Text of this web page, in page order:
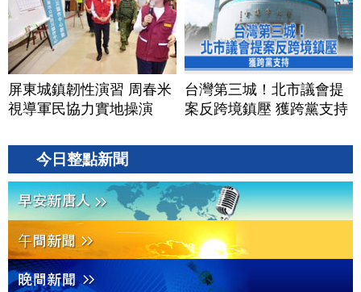
屏東城鎮韌性演習 周春米
視導軍民協力實地操演
台灣第三城！北市議會提
案反跨境鎮壓 獲跨黨支持
今日整點新聞